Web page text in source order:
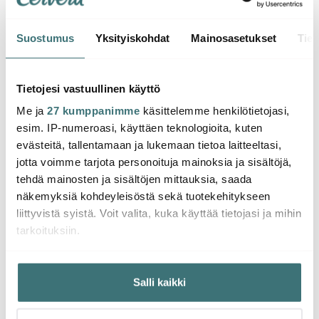
Suostumus Yksityiskohdat Mainosasetukset
Tietojesi vastuullinen käyttö
Me ja 27 kumppanimme käsittelemme henkilötietojasi,
esim. IP-numeroasi, käyttäen teknologioita, kuten
evästeitä, tallentamaan ja lukemaan tietoa laitteeltasi,
jotta voimme tarjota personoituja mainoksia ja sisältöjä,
tehdä mainosten ja sisältöjen mittauksia, saada
näkemyksiä kohdeyleisöstä sekä tuotekehitykseen
liittyvistä syistä. Voit valita, kuka käyttää tietojasi ja mihin
tarkoituksiin.
Jos sallit, haluamme myös tehdä seuraavia:
Kerätä tietoja maantieteellisestä sijainnistasi,
mahdollisesti muutaman metrin tarkkuudella
Salli kaikki
90.00 €
Loppuunmyyty
verkkosivulla
35.91 € 79.99 €
Loppuunmyyty
verkkosivulla
Saatat pitää myös näistä